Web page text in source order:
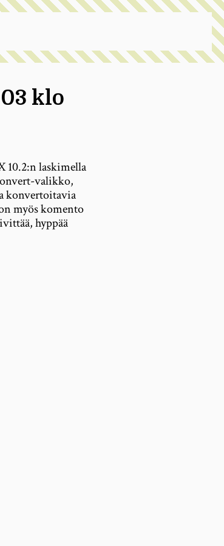
klo
10.2:n laskimella
valikko,
konvertoitavia
myös komento
hyppää